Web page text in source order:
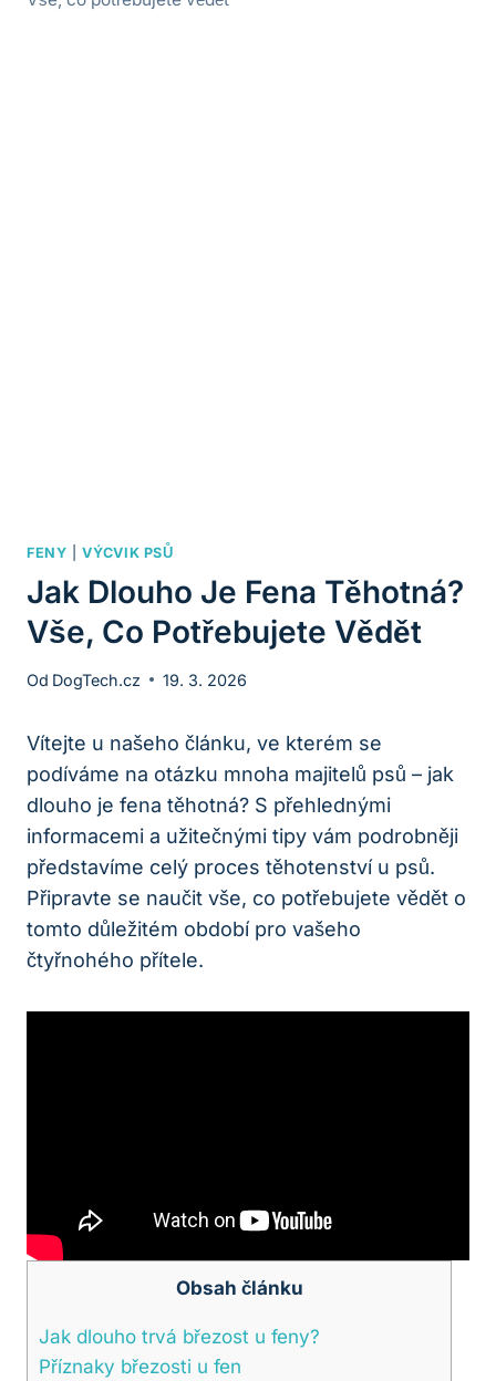
FENY |VÝCVIK PSŮ
Jak Dlouho Je Fena Těhotná?
Vše, Co Potřebujete Vědět
Od DogTech.cz 19. 3. 2026
Vítejte u našeho článku, ve kterém se
podíváme na otázku mnoha majitelů psů – jak
dlouho je fena těhotná? S přehlednými
informacemi a užitečnými tipy vám podrobněji
představíme celý proces těhotenství u psů.
Připravte se naučit vše, co potřebujete vědět o
tomto důležitém období pro vašeho
čtyřnohého přítele.
Obsah článku
Jak dlouho trvá březost u feny?
Příznaky březosti u fen